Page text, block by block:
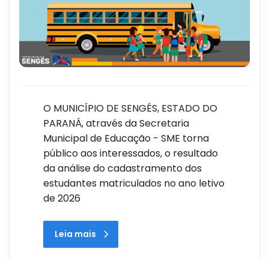
O MUNICÍPIO DE SENGÉS, ESTADO DO
PARANÁ, através da Secretaria
Municipal de Educação - SME torna
público aos interessados, o resultado
da análise do cadastramento dos
estudantes matriculados no ano letivo
de 2026
Leia mais